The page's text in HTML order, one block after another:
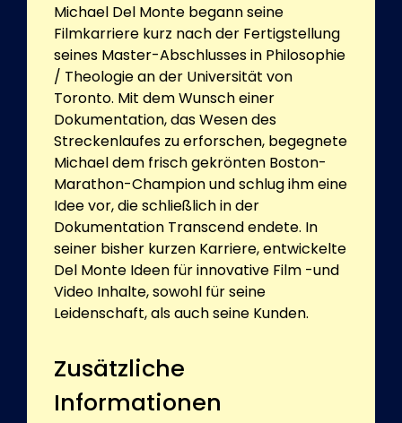
Michael Del Monte begann seine
Filmkarriere kurz nach der Fertigstellung
seines Master-Abschlusses in Philosophie
/ Theologie an der Universität von
Toronto. Mit dem Wunsch einer
Dokumentation, das Wesen des
Streckenlaufes zu erforschen, begegnete
Michael dem frisch gekrönten Boston-
Marathon-Champion und schlug ihm eine
Idee vor, die schließlich in der
Dokumentation Transcend endete. In
seiner bisher kurzen Karriere, entwickelte
Del Monte Ideen für innovative Film -und
Video Inhalte, sowohl für seine
Leidenschaft, als auch seine Kunden.
Zusätzliche
Informationen